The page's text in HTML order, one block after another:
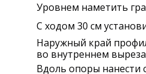
Уровнем наметить
С ходом 30 см
Наружный край
во внутреннем
Вдоль опоры нанести